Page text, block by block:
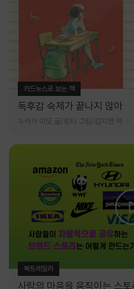
카드뉴스로 보는 책
독후감 숙제가 끝나지 않아
누카가 미오 글/토티 그림/김지영 역
북트레일러
사람의 마음을 움직이는 스토